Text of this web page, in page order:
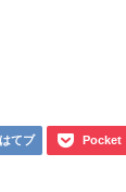
はてブ Pocket